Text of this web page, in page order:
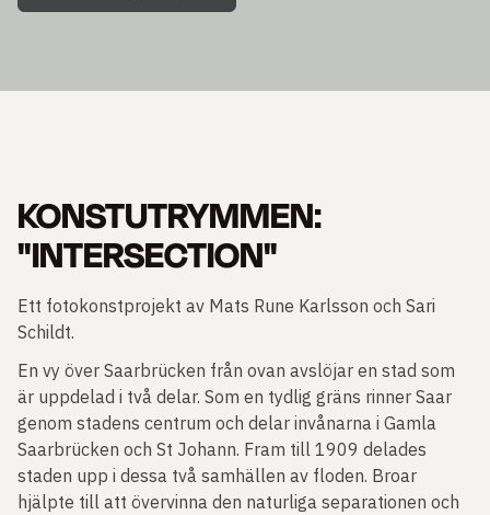
KONSTUTRYMMEN:
"INTERSECTION"
Ett fotokonstprojekt av Mats Rune Karlsson och Sari
Schildt.
En vy över Saarbrücken från ovan avslöjar en stad som
är uppdelad i två delar. Som en tydlig gräns rinner Saar
genom stadens centrum och delar invånarna i Gamla
Saarbrücken och St Johann. Fram till 1909 delades
staden upp i dessa två samhällen av floden. Broar
hjälpte till att övervinna den naturliga separationen och